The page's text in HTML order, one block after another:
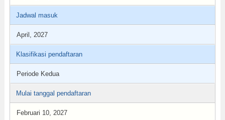
Jadwal masuk
April, 2027
Klasifikasi pendaftaran
Periode Kedua
Mulai tanggal pendaftaran
Februari 10, 2027